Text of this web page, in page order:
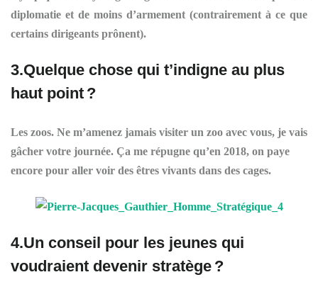
diplomatie et de moins d’armement (contrairement à ce que
certains dirigeants prônent).
3.Quelque chose qui t’indigne au plus
haut point ?
Les zoos. Ne m’amenez jamais visiter un zoo avec vous, je vais
gâcher votre journée. Ça me répugne qu’en 2018, on paye
encore pour aller voir des êtres vivants dans des cages.
4.Un conseil pour les jeunes qui
voudraient devenir stratège ?